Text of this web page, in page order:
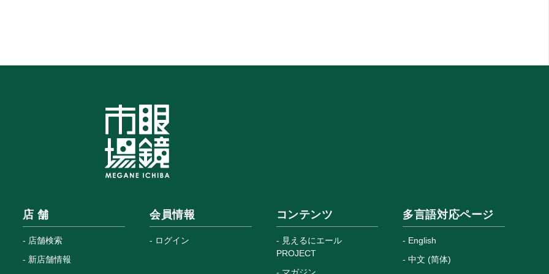
店 舗
店舗検索
新店舗情報
会員情報
ログイン
コンテンツ
見えるにエール
PROJECT
多言語対応ページ
English
中文 (简体)